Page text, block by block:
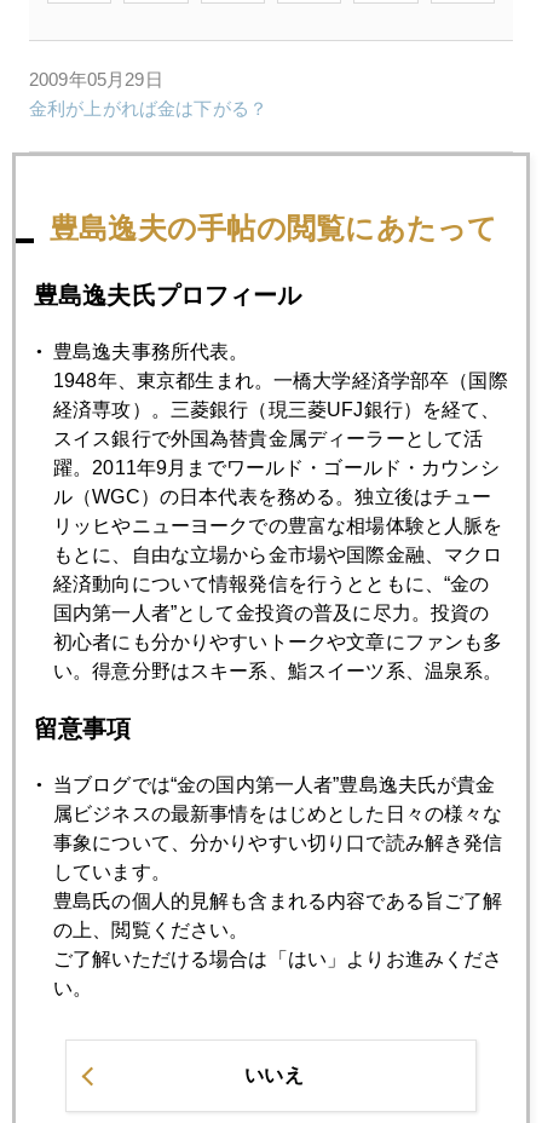
2009年05月29日
金利が上がれば金は下がる？
全天候型ポートフォリオ
2009年05月27日
2009年05月26日
北朝鮮核実験の影響は？
2009年05月22日
静かに９５０ドル突破
2009年05月21日
中国がインドを大差で抜き世界一の金需要国へ
2009年05月20日
ブラジルと中国の接近―連帯を強めるＢＲＩＣｓ
2009年05月19日
インド株 ストップ高
2009年05月14日
勝ち誇ったかのようなサルコジ
2009年05月11日
ドル、ユーロ、円の循環物色
豊島逸夫の手帖の閲覧にあたって
豊島逸夫氏プロフィール
豊島逸夫事務所代表。
1948年、東京都生まれ。一橋大学経済学部卒（国際
経済専攻）。三菱銀行（現三菱UFJ銀行）を経て、
スイス銀行で外国為替貴金属ディーラーとして活
躍。2011年9月までワールド・ゴールド・カウンシ
ル（WGC）の日本代表を務める。独立後はチュー
リッヒやニューヨークでの豊富な相場体験と人脈を
もとに、自由な立場から金市場や国際金融、マクロ
経済動向について情報発信を行うとともに、“金の
国内第一人者”として金投資の普及に尽力。投資の
初心者にも分かりやすいトークや文章にファンも多
い。得意分野はスキー系、鮨スイーツ系、温泉系。
留意事項
当ブログでは“金の国内第一人者”豊島逸夫氏が貴金
属ビジネスの最新事情をはじめとした日々の様々な
事象について、分かりやすい切り口で読み解き発信
しています。
豊島氏の個人的見解も含まれる内容である旨ご了解
の上、閲覧ください。
ご了解いただける場合は「はい」よりお進みくださ
い。
いいえ